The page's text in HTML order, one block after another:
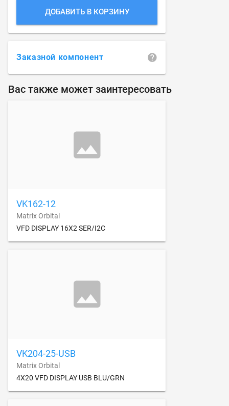
ДОБАВИТЬ В КОРЗИНУ
Заказной компонент
Вас также может заинтересовать
VK162-12
Matrix Orbital
VFD DISPLAY 16X2 SER/I2C
VK204-25-USB
Matrix Orbital
4X20 VFD DISPLAY USB BLU/GRN